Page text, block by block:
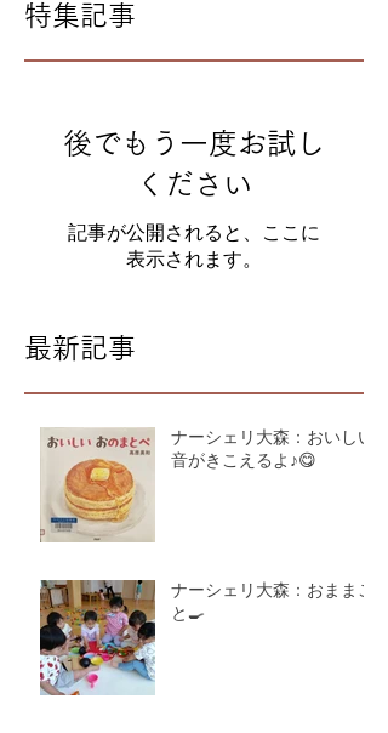
特集記事
後でもう一度お試し
ください
記事が公開されると、ここに
表示されます。
最新記事
ナーシェリ大森：おいしい
音がきこえるよ♪😋
ナーシェリ大森：おままご
と🍳